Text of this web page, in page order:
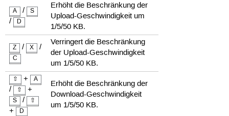
A / S
/ D
Erhöht die Beschränkung der
Upload-Geschwindigkeit um
1/5/50 KB.
Z / X /
C
Verringert die Beschränkung
der Upload-Geschwindigkeit
um 1/5/50 KB.
⇧ + A
/ ⇧ +
S / ⇧
+ D
Erhöht die Beschränkung der
Download-Geschwindigkeit
um 1/5/50 KB.